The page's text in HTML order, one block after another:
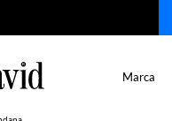
Marca